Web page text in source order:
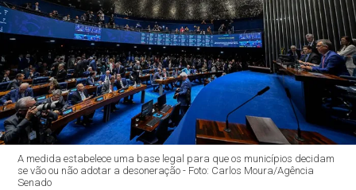
A medida estabelece uma base legal para que os municípios decidam
se vão ou não adotar a desoneração - Foto: Carlos Moura/Agência
Senado